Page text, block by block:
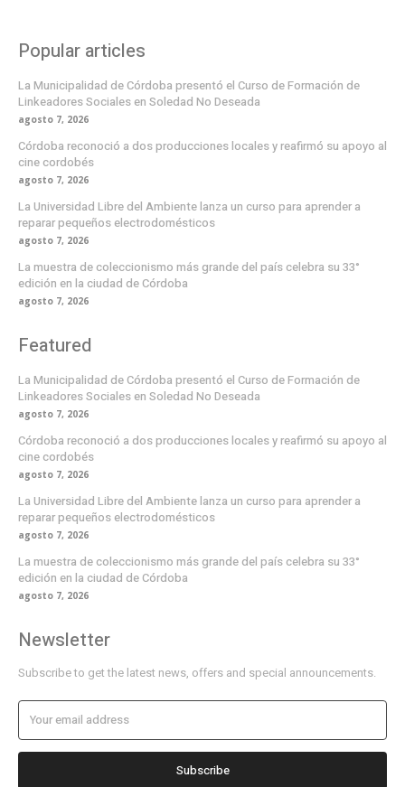
Popular articles
La Municipalidad de Córdoba presentó el Curso de Formación de
Linkeadores Sociales en Soledad No Deseada
agosto 7, 2026
Córdoba reconoció a dos producciones locales y reafirmó su apoyo al
cine cordobés
agosto 7, 2026
La Universidad Libre del Ambiente lanza un curso para aprender a
reparar pequeños electrodomésticos
agosto 7, 2026
La muestra de coleccionismo más grande del país celebra su 33°
edición en la ciudad de Córdoba
agosto 7, 2026
Featured
La Municipalidad de Córdoba presentó el Curso de Formación de
Linkeadores Sociales en Soledad No Deseada
agosto 7, 2026
Córdoba reconoció a dos producciones locales y reafirmó su apoyo al
cine cordobés
agosto 7, 2026
La Universidad Libre del Ambiente lanza un curso para aprender a
reparar pequeños electrodomésticos
agosto 7, 2026
La muestra de coleccionismo más grande del país celebra su 33°
edición en la ciudad de Córdoba
agosto 7, 2026
Newsletter
Subscribe to get the latest news, offers and special announcements.
Subscribe